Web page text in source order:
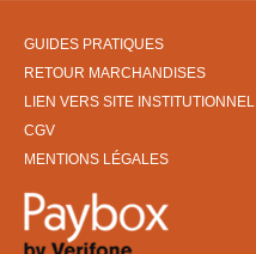
GUIDES PRATIQUES
RETOUR MARCHANDISES
LIEN VERS SITE INSTITUTIONNEL
CGV
MENTIONS LÉGALES